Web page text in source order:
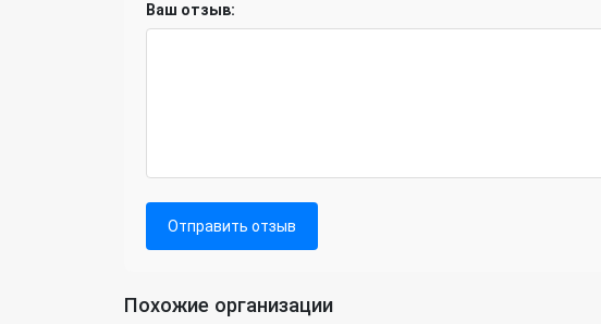
Ваш отзыв:
Отправить отзыв
Похожие организации